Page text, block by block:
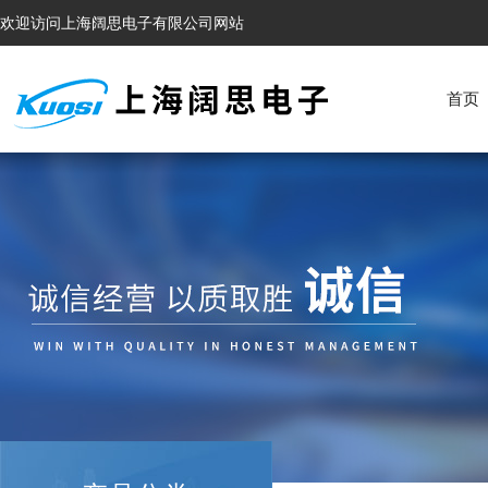
欢迎访问上海阔思电子有限公司网站
首页